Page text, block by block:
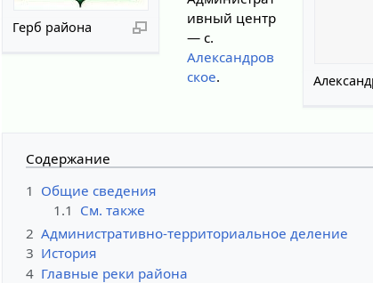
Герб района
ивный центр
— с.
Александров
ское.
Содержание
1 Общие сведения
1.1 См. также
2 Административно-территориальное деление
3 История
4 Главные реки района